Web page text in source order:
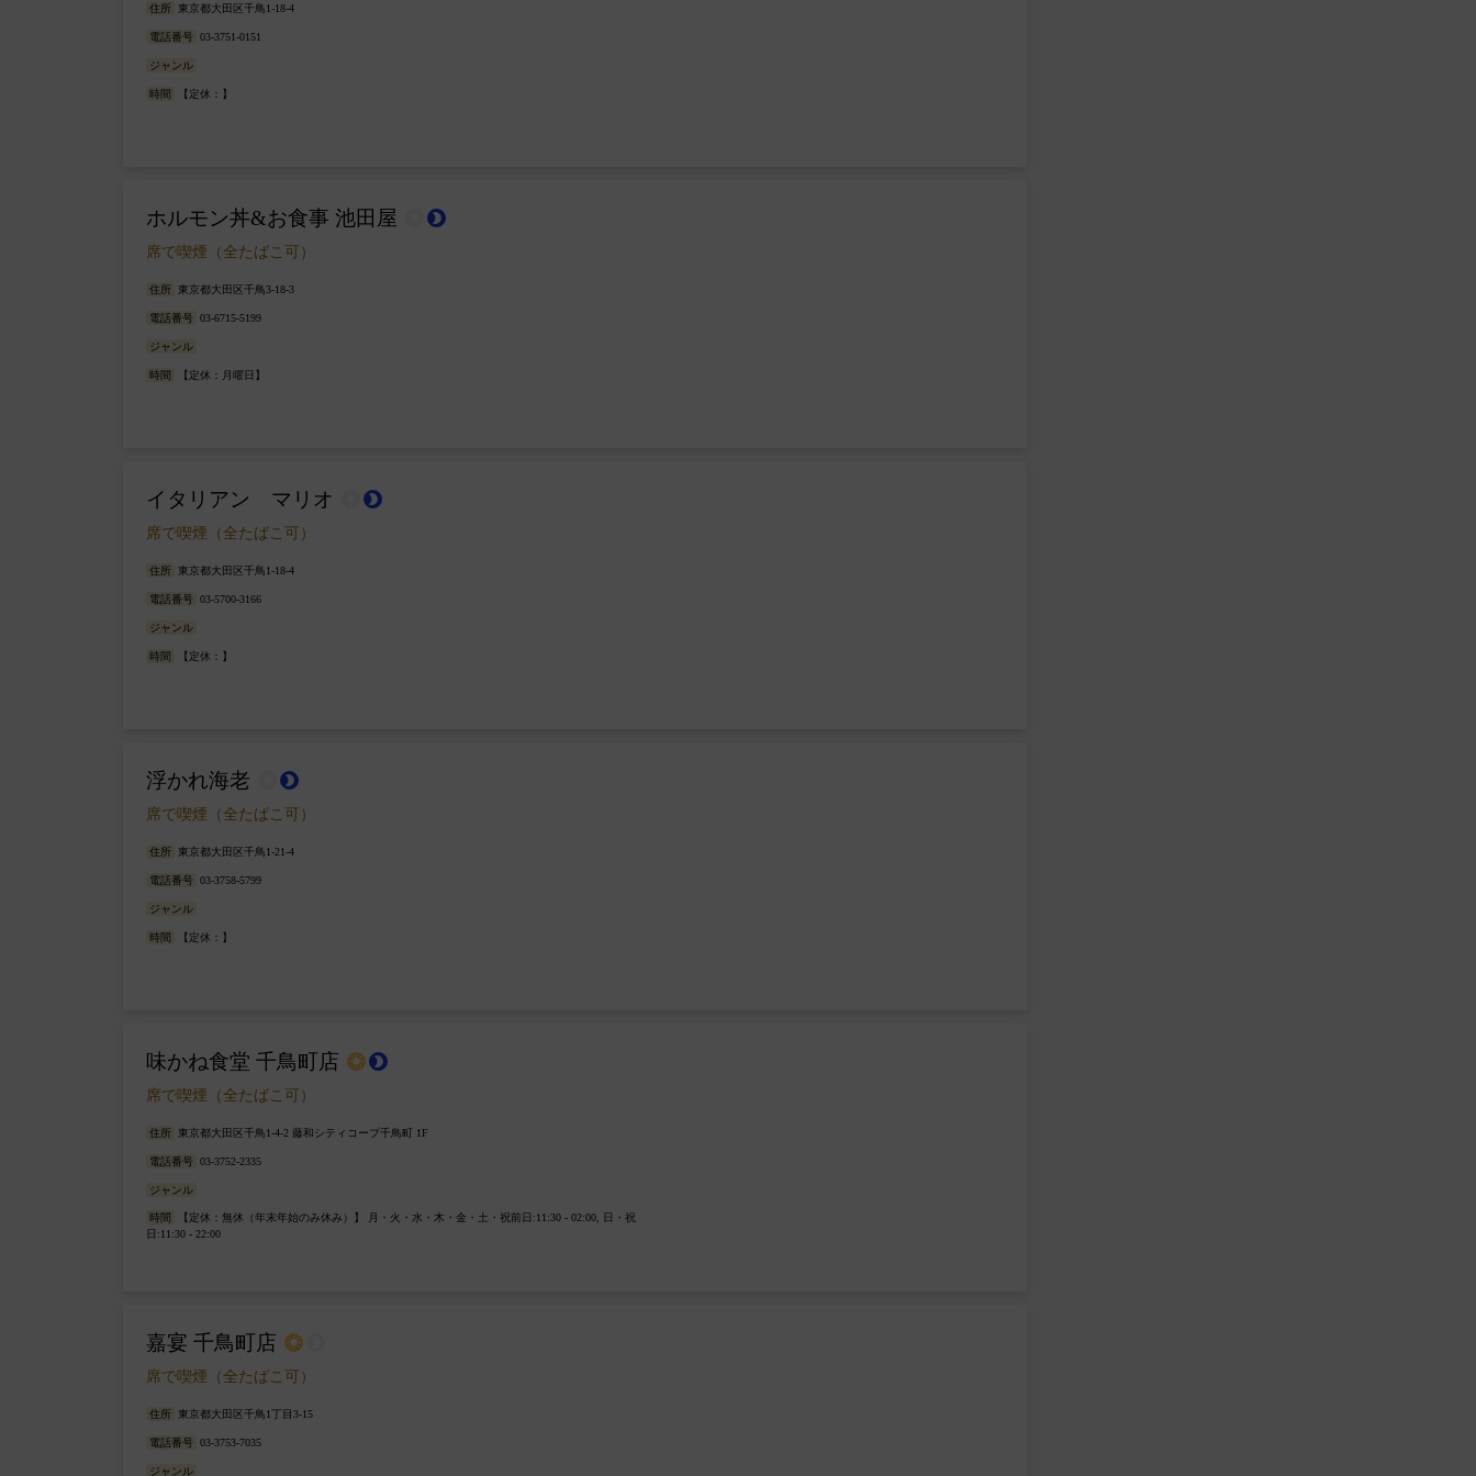
住所 東京都大田区千鳥1-18-4
電話番号 03-3751-0151
ジャンル
時間 【定休：】
ホルモン丼&お食事 池田屋 brightness_2
席で喫煙（全たばこ可）
住所 東京都大田区千鳥3-18-3
電話番号 03-6715-5199
ジャンル
時間 【定休：月曜日】
イタリアン マリオ brightness_2
席で喫煙（全たばこ可）
住所 東京都大田区千鳥1-18-4
電話番号 03-5700-3166
ジャンル
時間 【定休：】
浮かれ海老 brightness_2
席で喫煙（全たばこ可）
住所 東京都大田区千鳥1-21-4
電話番号 03-3758-5799
ジャンル
時間 【定休：】
味かね食堂 千鳥町店 wb_sunny brightness_2
席で喫煙（全たばこ可）
住所 東京都大田区千鳥1-4-2 藤和シティコープ千鳥町 1F
電話番号 03-3752-2335
ジャンル
時間
【定休：無休（年末年始のみ休み）】 月・火・水・木・金・土・祝前日:11:30 - 02:00, 日・祝
日:11:30 - 22:00
嘉宴 千鳥町店 wb_sunny
席で喫煙（全たばこ可）
住所 東京都大田区千鳥1丁目3-15
電話番号 03-3753-7035
ジャンル